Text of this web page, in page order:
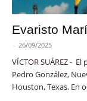
Evaristo
- 26/09/2025
VÍCTOR SUÁREZ -
Pedro González,
Houston, Texas. En